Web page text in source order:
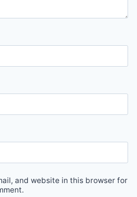
and website in this browser for